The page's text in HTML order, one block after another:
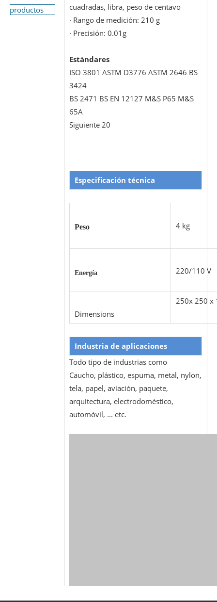
productos
cuadradas, libra, peso de centavo
· Rango de medición: 210 g
· Precisión: 0.01g
Estándares
ISO 3801 ASTM D3776 ASTM 2646 BS
3424
BS 2471 BS EN 12127 M&S P65 M&S
65A
Siguiente 20
Especificación técnica
Peso 4 kg
Energía 220/
Dimensions
250x 250 x
Industria de aplicaciones
Todo tipo de industrias como
Caucho, plástico, espuma, metal, nylon,
tela, papel, aviación, paquete,
arquitectura, electrodoméstico,
automóvil, ... etc.